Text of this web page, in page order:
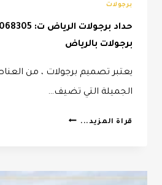
برجولات
برجولات بالرياض
يعتبر تصميم برجولات ، من
الجميلة التي تضيف…
قراة المزيد... حداد
0532068305